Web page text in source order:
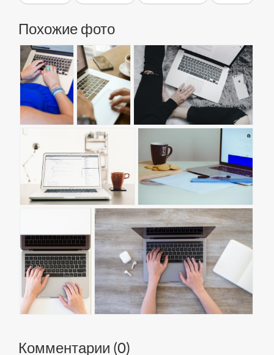
Похожие фото
Комментарии (0)